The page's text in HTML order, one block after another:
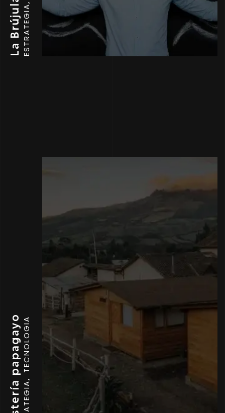
ESTRATEGIA
TECNOLOGIA
Hostería papagayo